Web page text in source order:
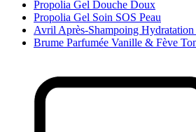
Propolia Gel Douche Doux
Propolia Gel Soin SOS Peau
Avril Après-Shampoing Hydratation
Brume Parfumée Vanille & Fève